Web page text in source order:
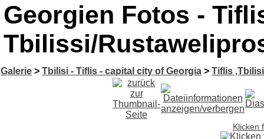
Georgien Fotos -
Tbilissi/
Galerie > Tbilisi - Tiflis - capital city of Georgia > Tiflis
Klicken